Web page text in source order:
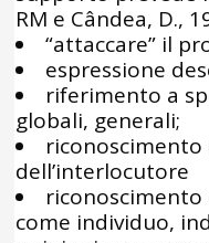
RM e Cândea, D.,
“attaccare” il
espressione
riferimento a
globali, generali;
riconoscimento
dell’interlocutore
come individuo,